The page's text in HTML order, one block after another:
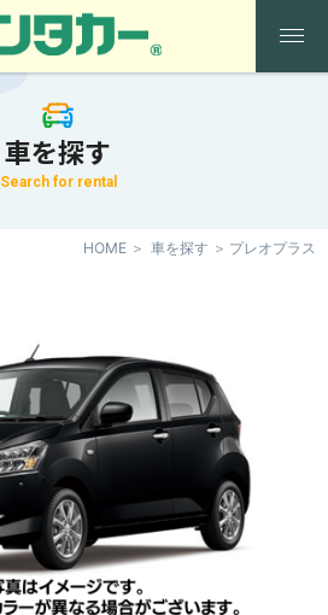
車を探す
Search for rental
HOME 車を探す プレオプラス